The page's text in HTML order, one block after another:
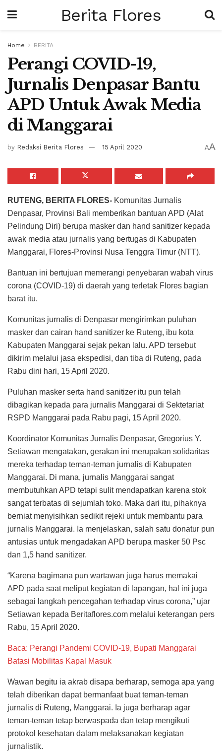
Berita Flores
Home BERITA
Perangi COVID-19,
Jurnalis Denpasar Bantu
APD Untuk Awak Media
di Manggarai
by Redaksi Berita Flores 15 April 2020 AA
RUTENG, BERITA FLORES- Komunitas Jurnalis
Denpasar, Provinsi Bali memberikan bantuan APD (Alat
Pelindung Diri) berupa masker dan hand sanitizer kepada
awak media atau jurnalis yang bertugas di Kabupaten
Manggarai, Flores-Provinsi Nusa Tenggra Timur (NTT).
Bantuan ini bertujuan memerangi penyebaran wabah virus
corona (COVID-19) di daerah yang terletak Flores bagian
barat itu.
Komunitas jurnalis di Denpasar mengirimkan puluhan
masker dan cairan hand sanitizer ke Ruteng, ibu kota
Kabupaten Manggarai sejak pekan lalu. APD tersebut
dikirim melalui jasa ekspedisi, dan tiba di Ruteng, pada
Rabu dini hari, 15 April 2020.
Puluhan masker serta hand sanitizer itu pun telah
dibagikan kepada para jurnalis Manggarai di Sektetariat
RSPD Manggarai pada Rabu pagi, 15 April 2020.
Koordinator Komunitas Jurnalis Denpasar, Gregorius Y.
Setiawan mengatakan, gerakan ini merupakan solidaritas
mereka terhadap teman-teman jurnalis di Kabupaten
Manggarai. Di mana, jurnalis Manggarai sangat
membutuhkan APD tetapi sulit mendapatkan karena stok
sangat terbatas di sejumlah toko. Maka dari itu, pihaknya
berniat menyisihkan sedikit rejeki untuk membantu para
jurnalis Manggarai. Ia menjelaskan, salah satu donatur pun
antusias untuk mengadakan APD berupa masker 50 Psc
dan 1,5 hand sanitizer.
“Karena bagimana pun wartawan juga harus memakai
APD pada saat meliput kegiatan di lapangan, hal ini juga
sebagai langkah pencegahan terhadap virus corona,” ujar
Setiawan kepada Beritaflores.com melalui keterangan pers
Rabu, 15 April 2020.
Baca: Perangi Pandemi COVID-19, Bupati Manggarai
Batasi Mobilitas Kapal Masuk
Wawan begitu ia akrab disapa berharap, semoga apa yang
telah diberikan dapat bermanfaat buat teman-teman
jurnalis di Ruteng, Manggarai. Ia juga berharap agar
teman-teman tetap berwaspada dan tetap mengikuti
protokol kesehatan dalam melaksanakan kegiatan
jurnalistik.